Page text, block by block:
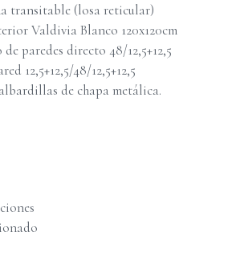
transitable (losa reticular)
Valdivia Blanco 120x120cm
paredes directo 48/12,5+12,5
12,5+12,5/48/12,5+12,5
de chapa metálica.